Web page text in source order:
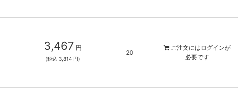
3,467 円
(税込 3,814 円)
20
ご注文には ログインが
必要です